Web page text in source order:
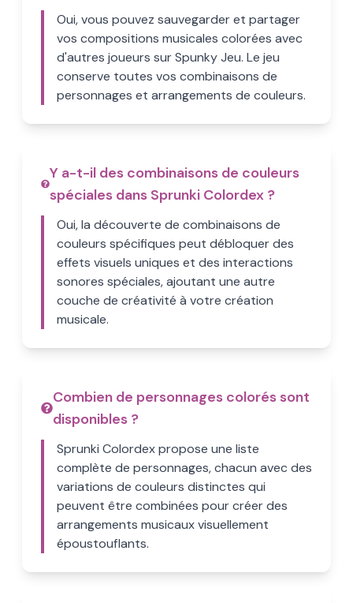
Oui, vous pouvez sauvegarder et partager
vos compositions musicales colorées avec
d'autres joueurs sur Spunky Jeu. Le jeu
conserve toutes vos combinaisons de
personnages et arrangements de couleurs.
Y a-t-il des combinaisons de couleurs
spéciales dans Sprunki Colordex ?
Oui, la découverte de combinaisons de
couleurs spécifiques peut débloquer des
effets visuels uniques et des interactions
sonores spéciales, ajoutant une autre
couche de créativité à votre création
musicale.
Combien de personnages colorés sont
disponibles ?
Sprunki Colordex propose une liste
complète de personnages, chacun avec des
variations de couleurs distinctes qui
peuvent être combinées pour créer des
arrangements musicaux visuellement
époustouflants.